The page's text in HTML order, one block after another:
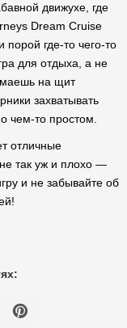
движухе, где
Dream Cruise
порой где-то чего-то
для отдыха, а не
на щит
захватывать
чем-то простом.
отличные
так уж и плохо —
и не забывайте об